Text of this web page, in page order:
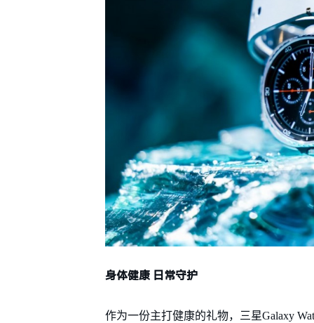
身体健康 日常守护
作为一份主打健康的礼物，三星Galaxy